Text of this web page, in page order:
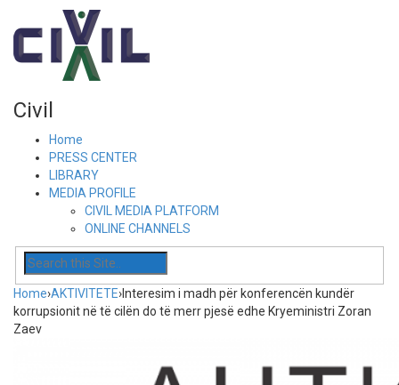
Civil
Home
PRESS CENTER
LIBRARY
MEDIA PROFILE
CIVIL MEDIA PLATFORM
ONLINE CHANNELS
Home›AKTIVITETE›Interesim i madh për konferencën kundër
korrupsionit në të cilën do të merr pjesë edhe Kryeministri Zoran
Zaev